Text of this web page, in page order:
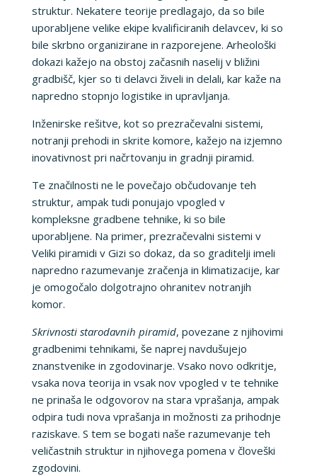
struktur. Nekatere teorije predlagajo, da so bile
uporabljene velike ekipe kvalificiranih delavcev, ki so
bile skrbno organizirane in razporejene. Arheološki
dokazi kažejo na obstoj začasnih naselij v bližini
gradbišč, kjer so ti delavci živeli in delali, kar kaže na
napredno stopnjo logistike in upravljanja.
Inženirske rešitve, kot so prezračevalni sistemi,
notranji prehodi in skrite komore, kažejo na izjemno
inovativnost pri načrtovanju in gradnji piramid.
Te značilnosti ne le povečajo občudovanje teh
struktur, ampak tudi ponujajo vpogled v
kompleksne gradbene tehnike, ki so bile
uporabljene. Na primer, prezračevalni sistemi v
Veliki piramidi v Gizi so dokaz, da so graditelji imeli
napredno razumevanje zračenja in klimatizacije, kar
je omogočalo dolgotrajno ohranitev notranjih
komor.
Skrivnosti starodavnih piramid, povezane z njihovimi
gradbenimi tehnikami, še naprej navdušujejo
znanstvenike in zgodovinarje. Vsako novo odkritje,
vsaka nova teorija in vsak nov vpogled v te tehnike
ne prinaša le odgovorov na stara vprašanja, ampak
odpira tudi nova vprašanja in možnosti za prihodnje
raziskave. S tem se bogati naše razumevanje teh
veličastnih struktur in njihovega pomena v človeški
zgodovini.